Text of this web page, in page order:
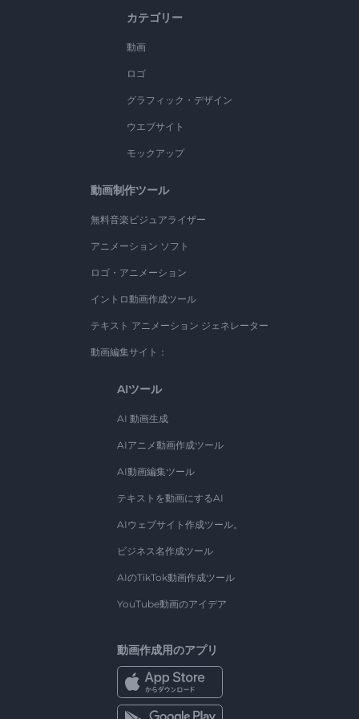
カテゴリー
動画
ロゴ
グラフィック・デザイン
ウエブサイト
モックアップ
動画制作ツール
無料音楽ビジュアライザー
アニメーション ソフト
ロゴ・アニメーション
イントロ動画作成ツール
テキスト アニメーション ジェネレーター
動画編集サイト：
AIツール
AI 動画生成
AIアニメ動画作成ツール
AI動画編集ツール
テキストを動画にするAI
AIウェブサイト作成ツール。
ビジネス名作成ツール
AIのTikTok動画作成ツール
YouTube動画のアイデア
動画作成用のアプリ